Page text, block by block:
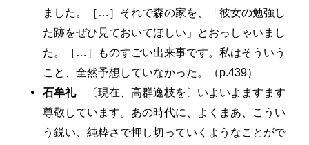
ました。［…］それで森の家を、「彼女の勉強し
た跡をぜひ見ておいてほしい」とおっしゃいまし
た。［…］ものすごい出来事です。私はそういう
こと、全然予想していなかった。（p.439）
石牟礼〔現在、高群逸枝を〕いよいよますます
尊敬しています。あの時代に、よくまあ、こうい
う鋭い、純粋さで押し切っていくようなことがで